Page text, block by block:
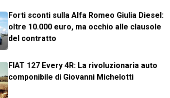
Forti sconti sulla Alfa Romeo Giulia Diesel:
oltre 10.000 euro, ma occhio alle clausole
del contratto
FIAT 127 Every 4R: La rivoluzionaria auto
componibile di Giovanni Michelotti